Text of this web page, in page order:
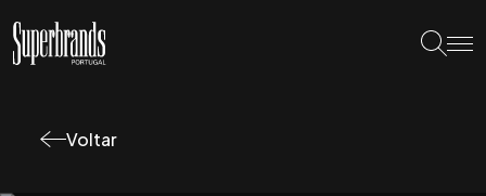
Voltar